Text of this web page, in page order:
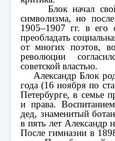
Блок начал свой
символизма, но
1905–1907 гг. в его
преобладать
от многих поэтов,
революции
советской властью.
Александр Блок
года (16 ноября по
Петербурге, в семье
и права.
дед, знаменитый
в пять лет Александр
После гимназии в